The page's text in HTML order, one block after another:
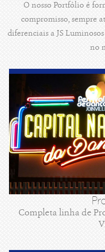
O nosso Portfólio é
compromisso, sempre
diferenciais a JS
no
Completa linha de